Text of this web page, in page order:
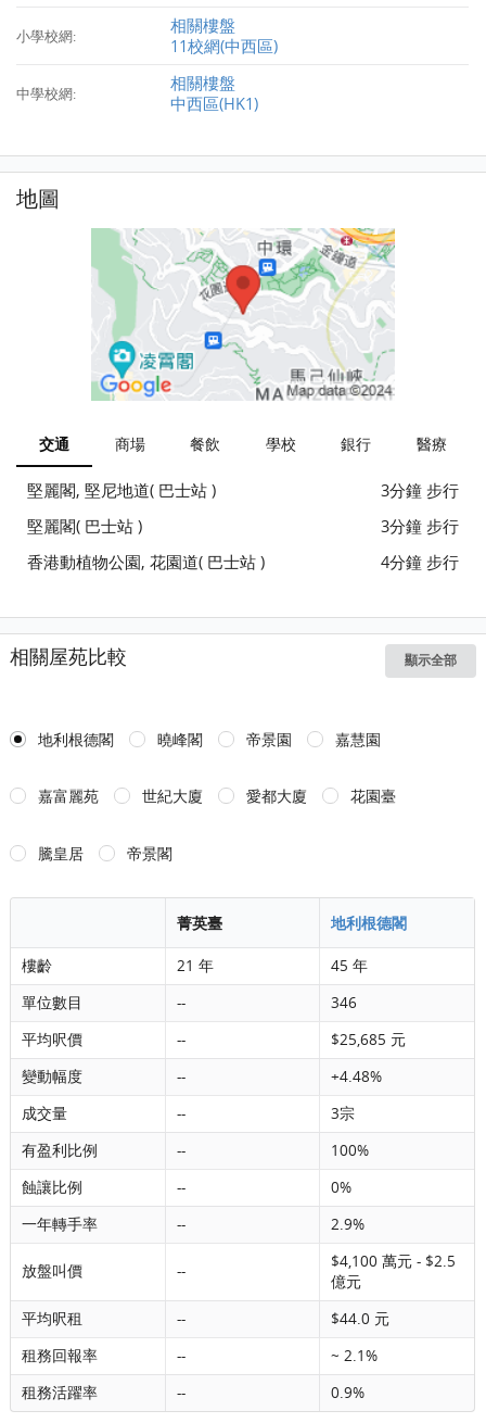
小學校網:
相關樓盤
11校網(中西區)
中學校網:
相關樓盤
中西區(HK1)
地圖
交通 商場 餐飲 學校 銀行 醫療
堅麗閣, 堅尼地道( 巴士站 )
3分鐘 步行
堅麗閣( 巴士站 )
3分鐘 步行
香港動植物公園, 花園道( 巴士站 )
4分鐘 步行
相關屋苑比較 顯示全部
地利根德閣 曉峰閣 帝景園 嘉慧園
嘉富麗苑 世紀大廈 愛都大廈 花園臺
騰皇居 帝景閣
菁英臺 地利根德閣
樓齡 21 年
45 年
單位數目
--
346
平均呎價
--
$25,685 元
變動幅度
--
+4.48%
成交量
--
3宗
有盈利比例
--
100%
蝕讓比例
--
0%
一年轉手率
-- 2.9%
放盤叫價 --
$4,100 萬元 - $2.5
億元
平均呎租
--
$44.0 元
租務回報率
--
~ 2.1%
租務活躍率
-- 0.9%